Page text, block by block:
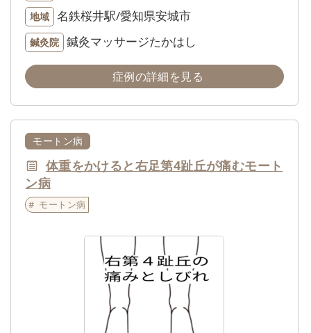
地域 名鉄桜井駅/愛知県安城市
鍼灸院 鍼灸マッサージたかはし
症例の詳細を見る
モートン病
体重をかけると右足第4趾丘が痛むモート
ン病
モートン病